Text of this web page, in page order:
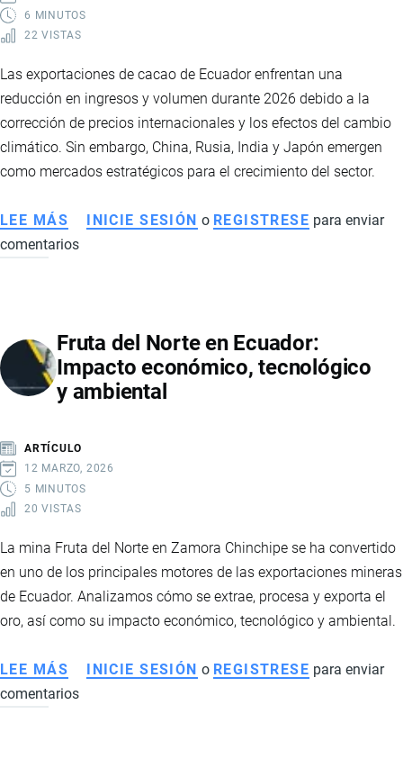
6 MINUTOS
22 VISTAS
Las exportaciones de cacao de Ecuador enfrentan una
reducción en ingresos y volumen durante 2026 debido a la
corrección de precios internacionales y los efectos del cambio
climático. Sin embargo, China, Rusia, India y Japón emergen
como mercados estratégicos para el crecimiento del sector.
LEE MÁS SOBRE
EXPORTACIONES
ECUADOR
EN
2026:
RUSIA
IMPULSAN
NUEVOS
INGRESOS
INICIE SESIÓN o REGISTRESE para enviar
comentarios
Fruta del Norte en Ecuador:
Impacto económico, tecnológico
y ambiental
ARTÍCULO
12 MARZO, 2026
5 MINUTOS
20 VISTAS
La mina Fruta del Norte en Zamora Chinchipe se ha convertido
en uno de los principales motores de las exportaciones mineras
de Ecuador. Analizamos cómo se extrae, procesa y exporta el
oro, así como su impacto económico, tecnológico y ambiental.
LEE MÁS SOBRE
FRUTA
INICIE SESIÓN o REGISTRESE para enviar
comentarios